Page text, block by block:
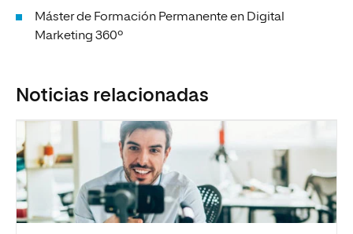
Máster de Formación Permanente en Digital
Marketing 360º
Noticias relacionadas